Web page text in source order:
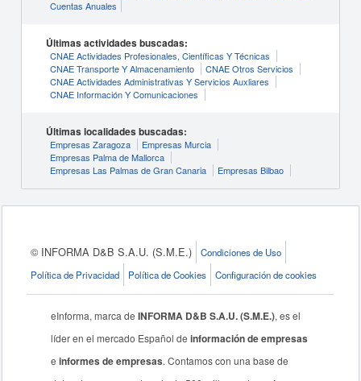
Cuentas Anuales
Últimas actividades buscadas:
CNAE Actividades Profesionales, Científicas Y Técnicas
CNAE Transporte Y Almacenamiento
CNAE Otros Servicios
CNAE Actividades Administrativas Y Servicios Auxliares
CNAE Información Y Comunicaciones
Últimas localidades buscadas:
Empresas Zaragoza
Empresas Murcia
Empresas Palma de Mallorca
Empresas Las Palmas de Gran Canaria
Empresas Bilbao
© INFORMA D&B S.A.U. (S.M.E.)
Condiciones de Uso
Política de Privacidad
Política de Cookies Configuración de cookies
eInforma, marca deINFORMA D&B S.A.U. (S.M.E.), es el
líder en el mercado Español deinformación de empresas
einformes de empresas. Contamos con una base de